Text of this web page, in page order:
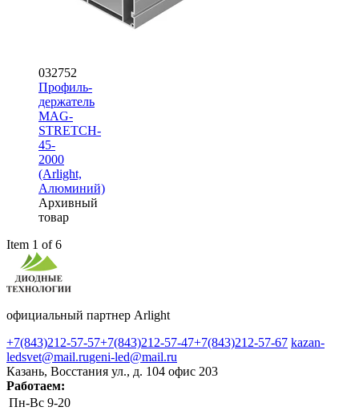
032752
Профиль-
держатель
MAG-
STRETCH-
45-
2000
(Arlight,
Алюминий)
Архивный
товар
Item 1 of 6
официальный партнер Arlight
+7(843)212-57-57+7(843)212-57-47+7(843)212-57-67 kazan-
ledsvet@mail.rugeni-led@mail.ru
Казань, Восстания ул., д. 104 офис 203
Работаем:
Пн-Вс 9-20